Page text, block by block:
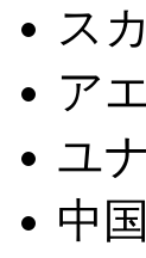
ス
ア
ユ
中